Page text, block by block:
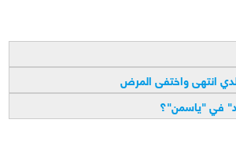
انتهى واختفى المرض
في "ياسمن"؟